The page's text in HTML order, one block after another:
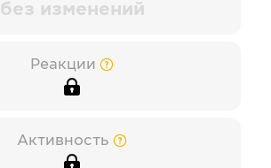
без изменений
Реакции
Активность